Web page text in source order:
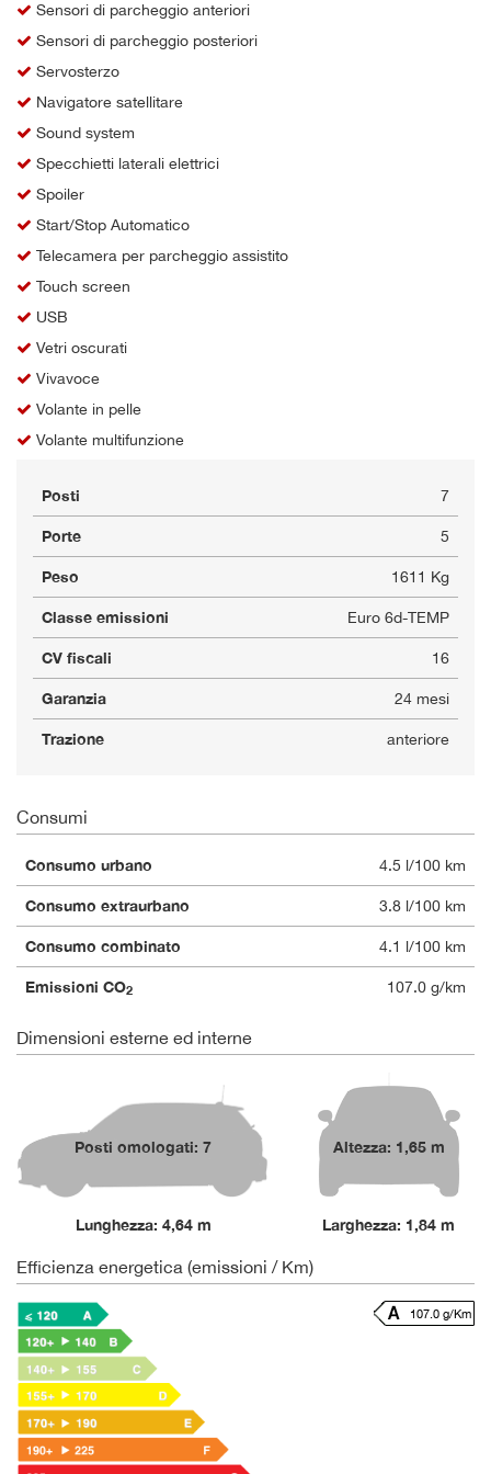
Sensori di parcheggio anteriori
Sensori di parcheggio posteriori
Servosterzo
Navigatore satellitare
Sound system
Specchietti laterali elettrici
Spoiler
Start/Stop Automatico
Telecamera per parcheggio assistito
Touch screen
USB
Vetri oscurati
Vivavoce
Volante in pelle
Volante multifunzione
Posti 7
Porte 5
Peso 1611 Kg
Classe emissioni Euro 6d-TEMP
CV fiscali 16
Garanzia 24 mesi
Trazione anteriore
Consumi
Consumo urbano 4.5 l/100 km
Consumo extraurbano 3.8 l/100 km
Consumo combinato 4.1 l/100 km
Emissioni CO2 107.0 g/km
Dimensioni esterne ed interne
Posti omologati: 7
Lunghezza: 4,64 m
Altezza: 1,65 m
Larghezza: 1,84 m
Efficienza energetica (emissioni / Km)
107.0 g/Km